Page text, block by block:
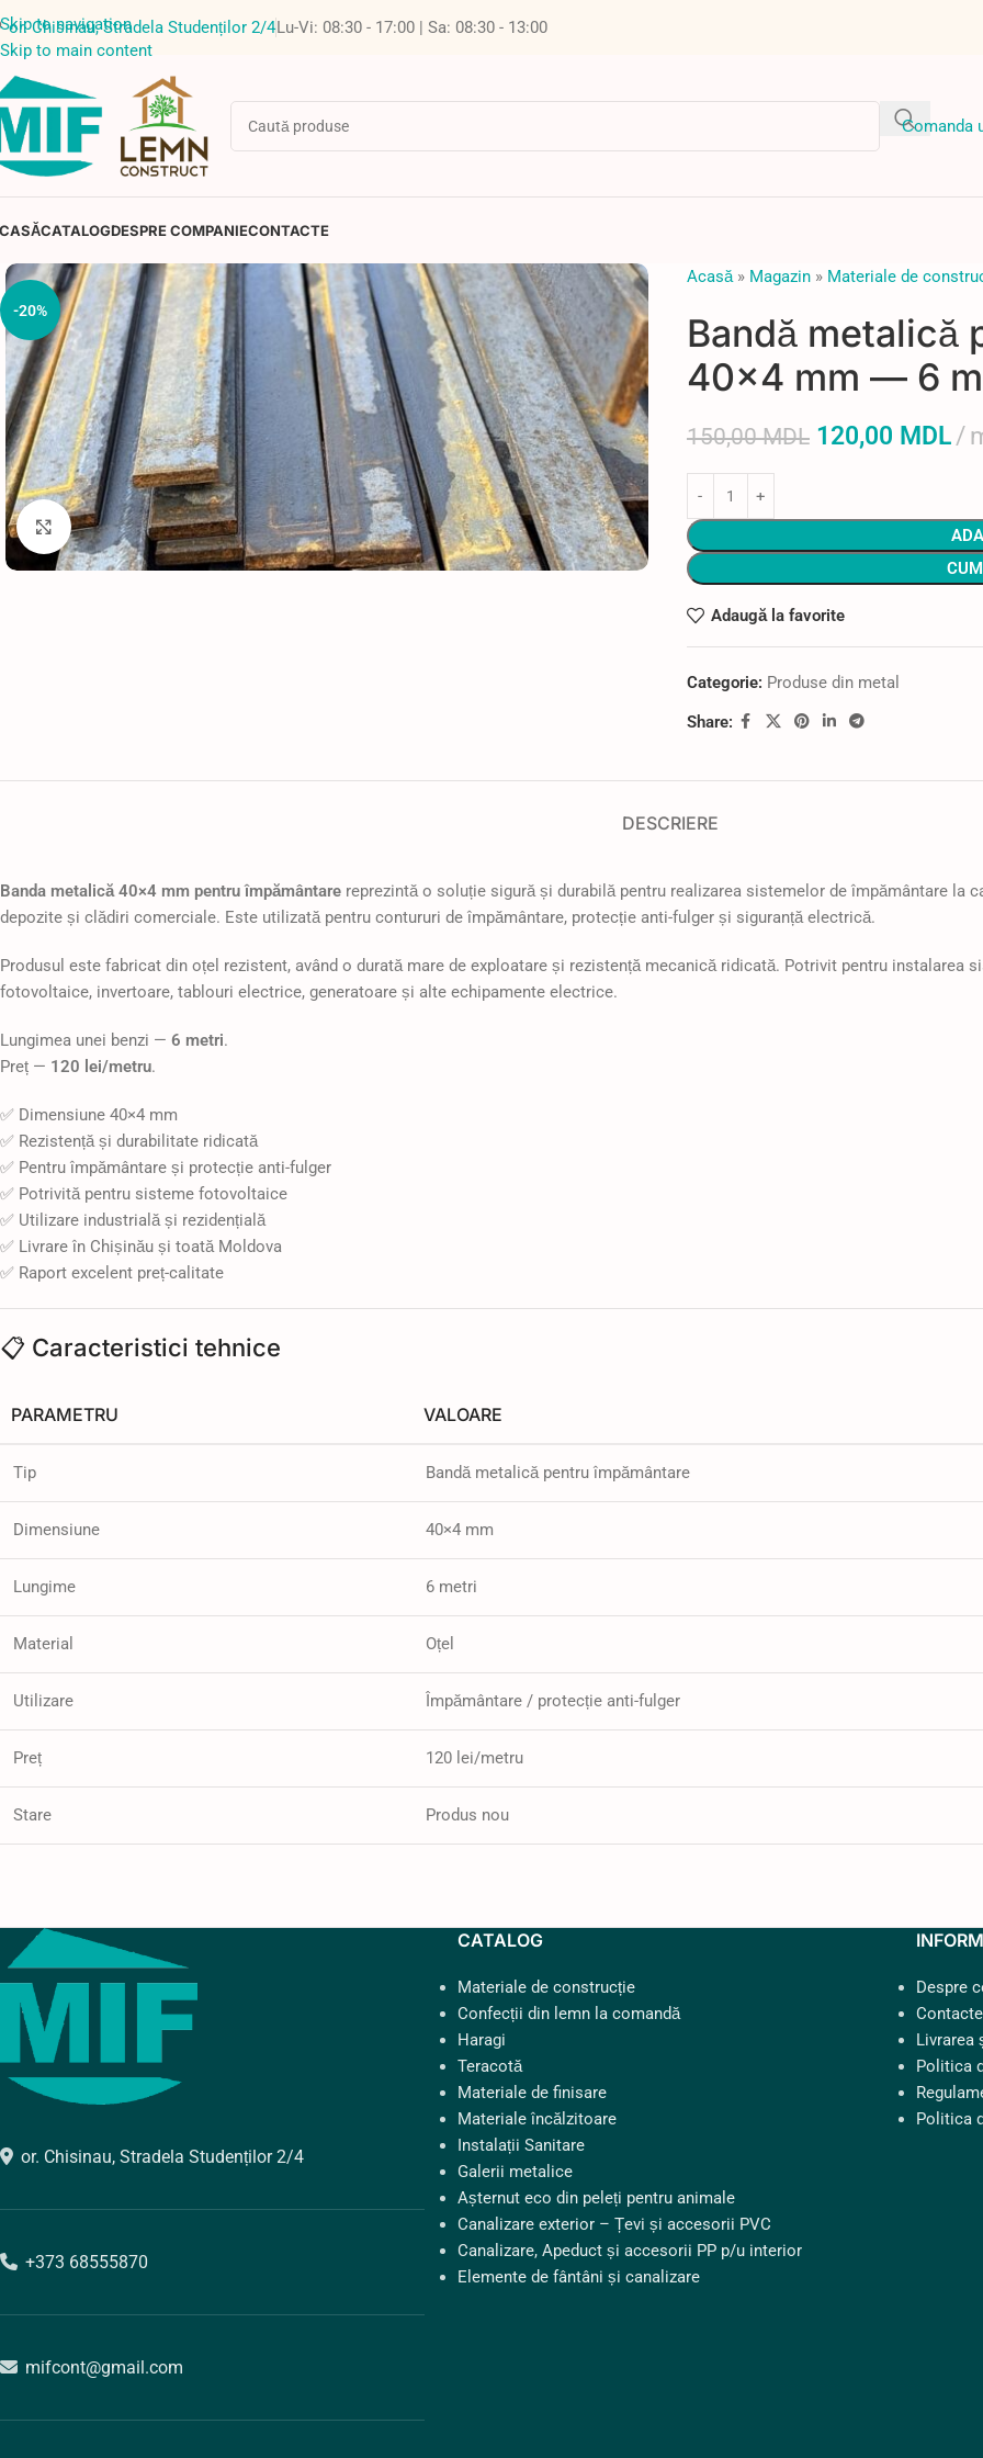
Skip to navigation
Skip to main content
or. Chisinau, Stradela Studenților 2/4Lu-Vi: 08:30 - 17:00 | Sa: 08:30 - 13:00
Сomanda
CATALOGDESPRE COMPANIECONTACTE
-20%
Faceți click pentru a mări
Acasă» Magazin» Materiale de
Bandă metalică
40×4 mm — 6
150,00MDL 120,00 MDL
Adaugă la favorite
Categorie: Produse din metal
Share:
DESCRIERE
Banda metalică 40×4 mm pentru împământare reprezintă o soluție sigură și durabilă pentru realizarea sistemelor de împământare la
depozite și clădiri comerciale. Este utilizată pentru contururi de împământare, protecție anti-fulger și siguranță electrică.
Produsul este fabricat din oțel rezistent, având o durată mare de exploatare și rezistență mecanică ridicată. Potrivit pentru instalarea
fotovoltaice, invertoare, tablouri electrice, generatoare și alte echipamente electrice.
Lungimea unei benzi — 6 metri.
Preț — 120 lei/metru.
✅ Dimensiune 40×4 mm
✅ Rezistență și durabilitate ridicată
✅ Pentru împământare și protecție anti-fulger
✅ Potrivită pentru sisteme fotovoltaice
✅ Utilizare industrială și rezidențială
✅ Livrare în Chișinău și toată Moldova
✅ Raport excelent preț-calitate
📋 Caracteristici tehnice
PARAMETRU VALOARE
Tip Bandă metalică pentru împământare
Dimensiune 40×4 mm
Lungime 6 metri
Material Oțel
Utilizare Împământare / protecție anti-fulger
Preț 120 lei/metru
Stare Produs nou
or. Chisinau, Stradela Studenților 2/4
+373 68555870
mifcont@gmail.com
CATALOG
Materiale de construcție
Confecții din lemn la comandă
Haragi
Teracotă
Materiale de finisare
Materiale încălzitoare
Instalații Sanitare
Galerii metalice
Așternut eco din peleți pentru animale
Canalizare exterior – Țevi și accesorii PVC
Canalizare, Apeduct și accesorii PP p/u interior
Elemente de fântâni și canalizare
Despre
Contacte
Livrarea
Politica
Politica